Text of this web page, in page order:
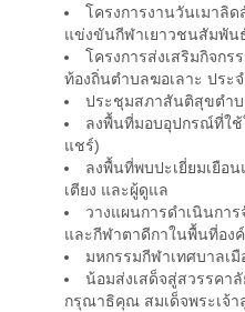
โครงการงานวันเมาลิ
แข่งขันกีฬาเยาวชนสัมพัน
โครงการส่งเสริมกิจก
ท้องถิ่นตำบลฆอเลาะ ประ
ประชุมสภาสันติสุขตำบ
ลงพื้นที่มอบอุปกรณ์ที่ใช้
แชร์)
ลงพื้นที่พบปะเยี่ยมเยือ
เตียง และผู้ดูแล
วางแผนการดำเนินกา
และกีฬาตาดีกาในพื้นที่อง
มหกรรมกีฬาเทศบาลเ
น้อมส่งเสด็จสู่สวรรคา
กรุณาธิคุณ สมเด็จพระเจ้า